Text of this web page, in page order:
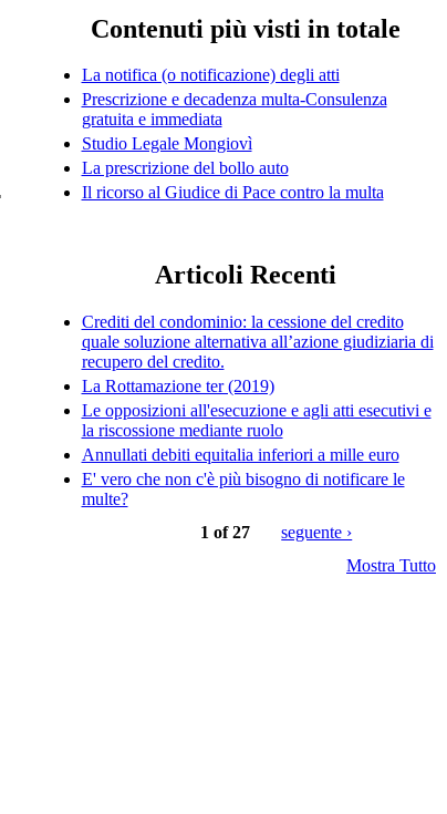
Contenuti più visti in totale
La notifica (o notificazione) degli atti
Prescrizione e decadenza multa-Consulenza
gratuita e immediata
Studio Legale Mongiovì
La prescrizione del bollo auto
Il ricorso al Giudice di Pace contro la multa
Articoli Recenti
Crediti del condominio: la cessione del credito
quale soluzione alternativa all’azione giudiziaria di
recupero del credito.
La Rottamazione ter (2019)
Le opposizioni all'esecuzione e agli atti esecutivi e
la riscossione mediante ruolo
Annullati debiti equitalia inferiori a mille euro
E' vero che non c'è più bisogno di notificare le
multe?
1 of 27
seguente ›
Mostra Tutto